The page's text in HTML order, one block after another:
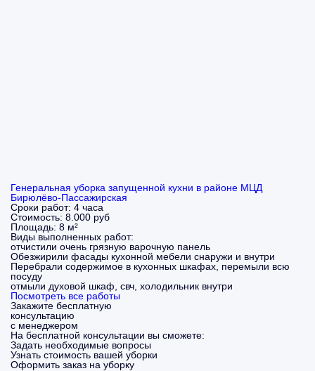
Генеральная уборка запущенной кухни в районе МЦД
Бирюлёво-Пассажирская
Сроки работ: 4 часа
Стоимость: 8.000 руб
Площадь: 8 м²
Виды выполненных работ:
отчистили очень грязную варочную панель
Обезжирили фасады кухонной мебели снаружи и внутри
Перебрали содержимое в кухонных шкафах, перемыли всю
посуду
отмыли духовой шкаф, свч, холодильник внутри
Посмотреть все работы
Закажите бесплатную
консультацию
с менеджером
На бесплатной консультации вы сможете:
Задать необходимые вопросы
Узнать стоимость вашей уборки
Оформить заказ на уборку